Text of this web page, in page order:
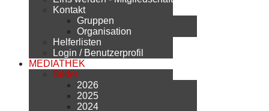
Kontakt
Gruppen
Organisation
Helferlisten
Login / Benutzerprofil
MEDIATHEK
Bilder
2026
2025
2024